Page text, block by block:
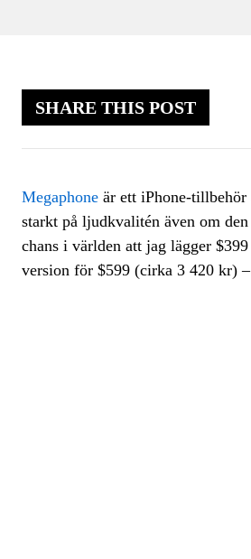
SHARE THIS POST
Megaphone är ett iPhone-
starkt på ljudkvalitén även om
chans i världen att jag lägger
version för $599 (cirka 3 420 kr)